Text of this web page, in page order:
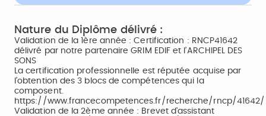
Nature du Diplôme délivré :
Validation de la 1ère année : Certification : RNCP41642
délivré par notre partenaire GRIM EDIF et l’ARCHIPEL DES
SONS
La certification professionnelle est réputée acquise par
l’obtention des 3 blocs de compétences qui la
composent.
https://www.francecompetences.fr/recherche/rncp/41642/
Validation de la 2ème année : Brevet d'assistant